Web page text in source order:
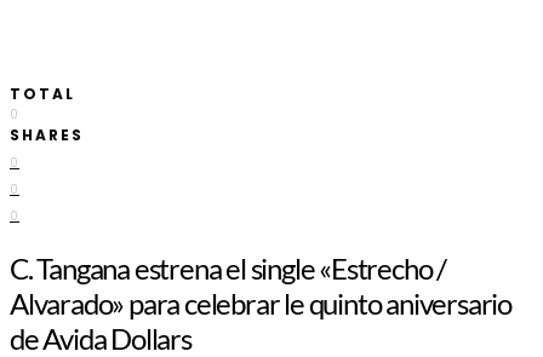
TOTAL
0
SHARES
0
0
0
C. Tangana estrena el single «Estrecho /
Alvarado» para celebrar le quinto aniversario
de Avida Dollars